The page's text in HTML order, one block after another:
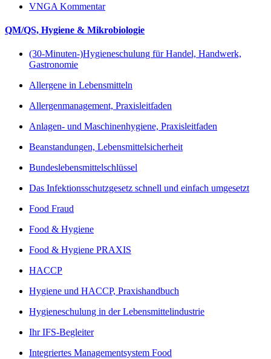
VNGA Kommentar
QM/QS, Hygiene & Mikrobiologie
(30-Minuten-)Hygieneschulung für Handel, Handwerk,
Gastronomie
Allergene in Lebensmitteln
Allergenmanagement, Praxisleitfaden
Anlagen- und Maschinenhygiene, Praxisleitfaden
Beanstandungen, Lebensmittelsicherheit
Bundeslebensmittelschlüssel
Das Infektionsschutzgesetz schnell und einfach umgesetzt
Food Fraud
Food & Hygiene
Food & Hygiene PRAXIS
HACCP
Hygiene und HACCP, Praxishandbuch
Hygieneschulung in der Lebensmittelindustrie
Ihr IFS-Begleiter
Integriertes Managementsystem Food